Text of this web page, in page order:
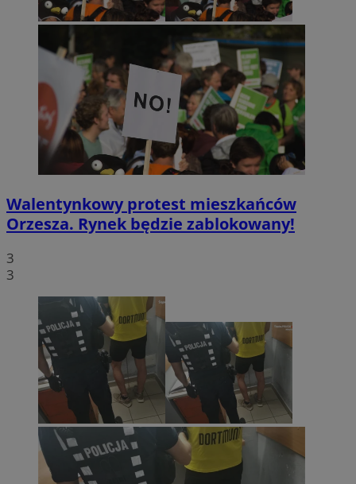
Walentynkowy protest mieszkańców
Orzesza. Rynek będzie zablokowany!
3
3